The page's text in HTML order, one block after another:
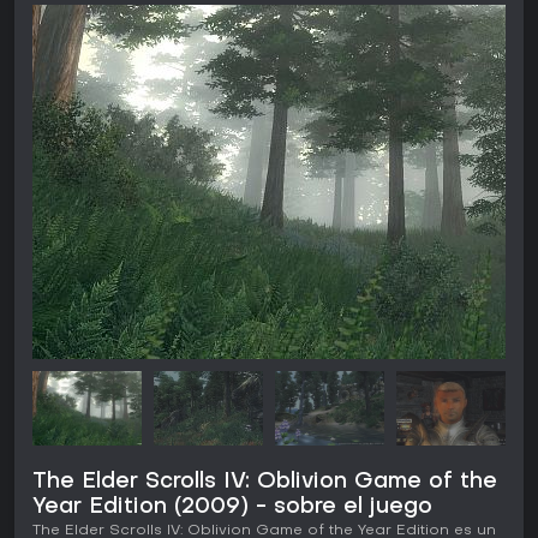
The Elder Scrolls IV: Oblivion Game of the
Year Edition (2009) - sobre el juego
The Elder Scrolls IV: Oblivion Game of the Year Edition es un